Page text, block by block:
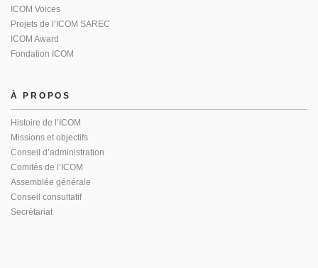
ICOM Voices
Projets de l’ICOM SAREC
ICOM Award
Fondation ICOM
À PROPOS
Histoire de l’ICOM
Missions et objectifs
Conseil d’administration
Comités de l’ICOM
Assemblée générale
Conseil consultatif
Secrétariat